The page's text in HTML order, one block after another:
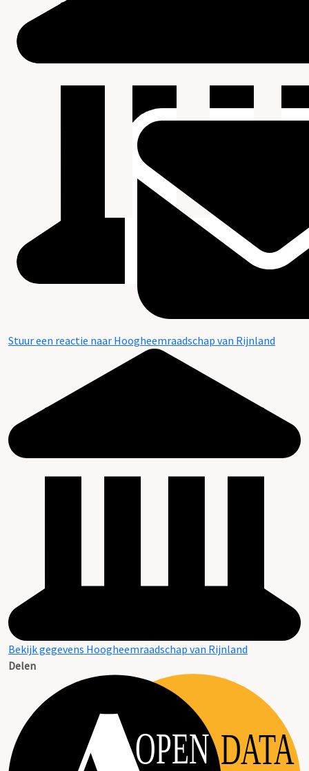
Stuur een reactie naar Hoogheemraadschap van Rijnland
Bekijk gegevens Hoogheemraadschap van Rijnland
Delen
OPEN DATA